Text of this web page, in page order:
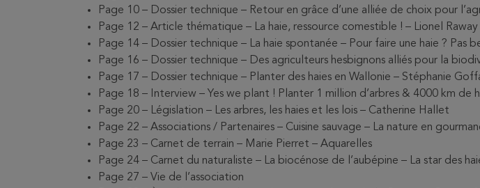
Page 10 – Dossier technique – Retour en grâce d’une alliée de choix pour
Page 12 – Article thématique – La haie, ressource comestible ! – Lionel Raway
Page 14 – Dossier technique – La haie spontanée – Pour faire une haie ? Pas
Page 16 – Dossier technique – Des agriculteurs hesbignons alliés pour la
Page 17 – Dossier technique – Planter des haies en Wallonie – Stéphanie
Page 18 – Interview – Yes we plant ! Planter 1 million d’arbres & 4000 km de
Page 20 – Législation – Les arbres, les haies et les lois – Catherine Hallet
Page 22 – Associations / Partenaires – Cuisine sauvage – La nature en
Page 23 – Carnet de terrain – Marie Pierret – Aquarelles
Page 24 – Carnet du naturaliste – La biocénose de l’aubépine – La star des
Page 27 – Vie de l’association